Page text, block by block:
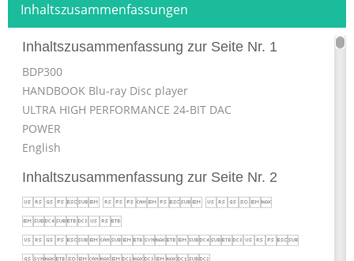
Inhaltszusammenfassungen
Inhaltszusammenfassung zur Seite Nr. 1
BDP300
HANDBOOK Blu-ray Disc player
ULTRA HIGH PERFORMANCE 24-BIT DAC
POWER
English
Inhaltszusammenfassung zur Seite Nr. 2
  

